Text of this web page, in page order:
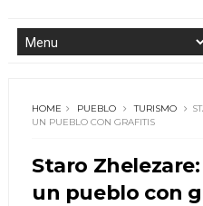
HOME PUEBLO TURISMO
UN PUEBLO CON GRAFITIS
Staro
un pueblo con